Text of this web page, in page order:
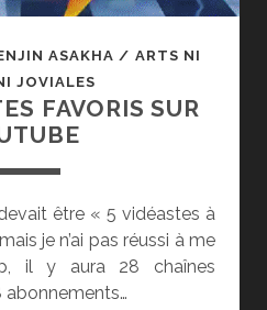
ASAKHA / ARTS NI
JOVIALES
FAVORIS SUR
être « 5 vidéastes à
je n’ai pas réussi à me
il y aura 28 chaînes
abonnements…